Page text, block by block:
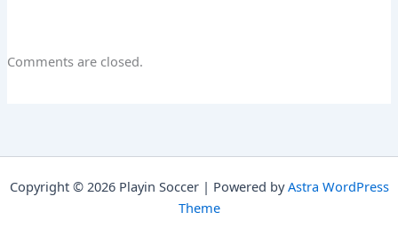
Comments are closed.
Copyright © 2026 Playin Soccer | Powered byAstra WordPress
Theme